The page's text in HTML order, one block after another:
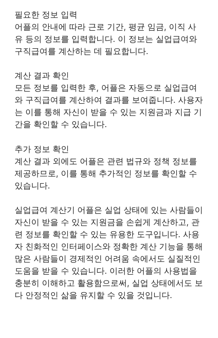
필요한 정보 입력
어플의 안내에 따라 근로 기간, 평균 임금, 이직 사
유 등의 정보를 입력합니다. 이 정보는 실업급여와
구직급여를 계산하는 데 필요합니다.
계산 결과 확인
모든 정보를 입력한 후, 어플은 자동으로 실업급여
와 구직급여를 계산하여 결과를 보여줍니다. 사용자
는 이를 통해 자신이 받을 수 있는 지원금과 지급 기
간을 확인할 수 있습니다.
추가 정보 확인
계산 결과 외에도 어플은 관련 법규와 정책 정보를
제공하므로, 이를 통해 추가적인 정보를 확인할 수
있습니다.
실업급여 계산기 어플은 실업 상태에 있는 사람들이
자신이 받을 수 있는 지원금을 손쉽게 계산하고, 관
련 정보를 확인할 수 있는 유용한 도구입니다. 사용
자 친화적인 인터페이스와 정확한 계산 기능을 통해
많은 사람들이 경제적인 어려움 속에서도 실질적인
도움을 받을 수 있습니다. 이러한 어플의 사용법을
충분히 이해하고 활용함으로써, 실업 상태에서도 보
다 안정적인 삶을 유지할 수 있을 것입니다.